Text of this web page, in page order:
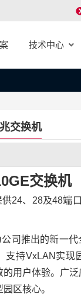
技术中心
交换机
交换机
24、28及48端
司推出的新一代
支持VxLAN实现
用户体验。广泛
区核心。